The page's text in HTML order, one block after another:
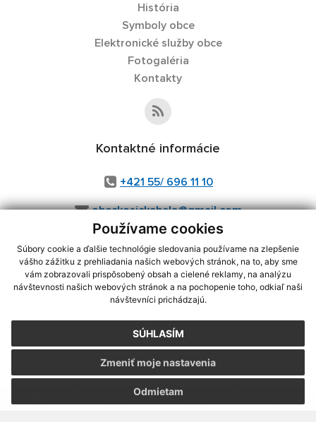
Používame cookies
Súbory cookie a ďalšie technológie sledovania používame na zlepšenie
vášho zážitku z prehliadania našich webových stránok, na to, aby sme
vám zobrazovali prispôsobený obsah a cielené reklamy, na analýzu
návštevnosti našich webových stránok a na pochopenie toho, odkiaľ naši
návštevníci prichádzajú.
SÚHLASÍM
Odmietam
Zmeniť moje nastavenia
História
Symboly obce
Elektronické služby obce
Fotogaléria
Kontakty
Kontaktné informácie
+421 55/ 696 11 10
obeckosickabela@gmail.com
využite možnosť získavania aktuálnych informácií s využitím RSS
CMS systém (redakčný) systém ECHELON 2,Mapa stránok,web portál
webex.digital, s.r.o.,domény,registrácia domény
Posledná aktualizácia:07.08.2026
Vytlačiť stránku|Vyhlásenie o prístupnosti